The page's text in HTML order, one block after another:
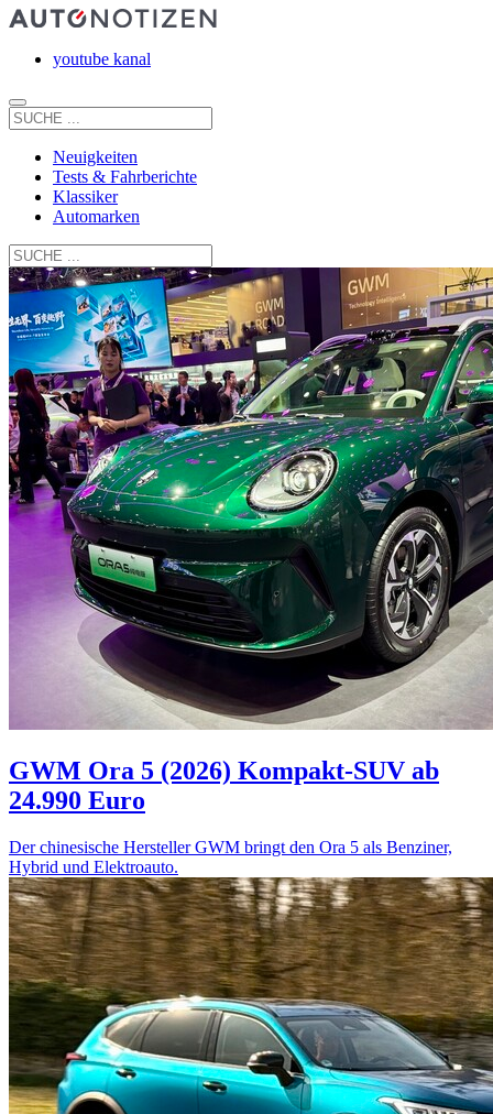
youtube kanal
Neuigkeiten
Tests & Fahrberichte
Klassiker
Automarken
GWM Ora 5 (2026) Kompakt-SUV ab
24.990 Euro
Der chinesische Hersteller GWM bringt den Ora 5 als Benziner,
Hybrid und Elektroauto.